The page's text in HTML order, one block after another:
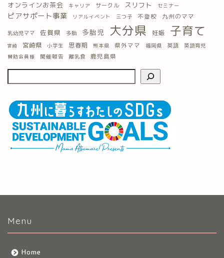
オンラインお茶会 キャリア サークル スリフト セミナー
ピアサポート事業 リアルイベント 三つ子 不登校 九州のママ
乳幼児ママ 佐賀県 多胎 多胎児 大分県 妊娠 子育て
宮崎 宮崎県 小学生 思春期 熊本県 県外ママ 福岡県 英語 英語育児
賛助会員様 開催報告 離乳食 鹿児島県
Menu
Home